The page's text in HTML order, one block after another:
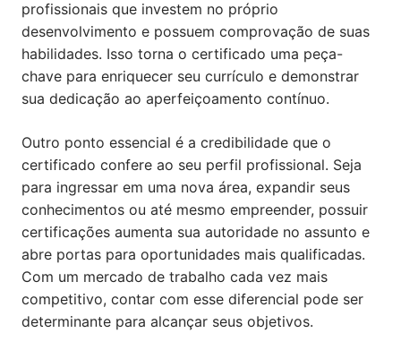
profissionais que investem no próprio
desenvolvimento e possuem comprovação de suas
habilidades. Isso torna o certificado uma peça-
chave para enriquecer seu currículo e demonstrar
sua dedicação ao aperfeiçoamento contínuo.
Outro ponto essencial é a credibilidade que o
certificado confere ao seu perfil profissional. Seja
para ingressar em uma nova área, expandir seus
conhecimentos ou até mesmo empreender, possuir
certificações aumenta sua autoridade no assunto e
abre portas para oportunidades mais qualificadas.
Com um mercado de trabalho cada vez mais
competitivo, contar com esse diferencial pode ser
determinante para alcançar seus objetivos.